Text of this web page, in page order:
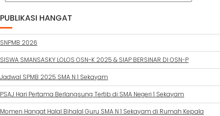
PUBLIKASI HANGAT
SNPMB 2026
SISWA SMANSASKY LOLOS OSN-K 2025 & SIAP BERSINAR DI OSN-P
Jadwal SPMB 2025 SMA N 1 Sekayam
PSAJ Hari Pertama Berlangsung Tertib di SMA Negeri 1 Sekayam
Momen Hangat Halal Bihalal Guru SMA N 1 Sekayam di Rumah Kepala